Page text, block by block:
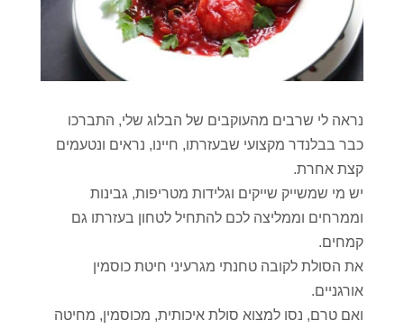
נראה לי שרבים מהעוקבים של הבלוג שלי, התברכו
כבר בבלנדר מקצועי שבעזרתו, חיינו, נראים ונטעמים
קצת אחרת.
יש מי שמשייק שייקים וגלידות מטריפות, גבינות
וממרחים וממליצה לכם להתחיל לטחון בעזרתו גם
קמחים.
את הסולת לקובה טחנתי מגרעיני חיטת כוסמין
אורגניים.
ואם טרם, נסו למצוא סולת איכותית, מכוסמין, מחיטה